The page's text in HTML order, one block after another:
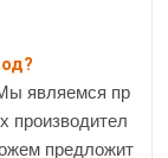
являемся пр
производител
предложит